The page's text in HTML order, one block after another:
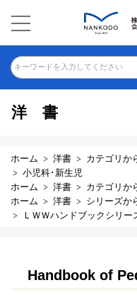
キーワードを入力してください
洋書
ホーム 洋書 カテゴリか
小児科･新生児
ホーム
洋書 カテゴリか
ホーム
洋書 シリーズか
ＬＷＷハンドブックシリー
Handbook of